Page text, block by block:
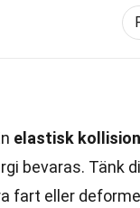
elastisk kollision
bevaras. Tänk
fart eller